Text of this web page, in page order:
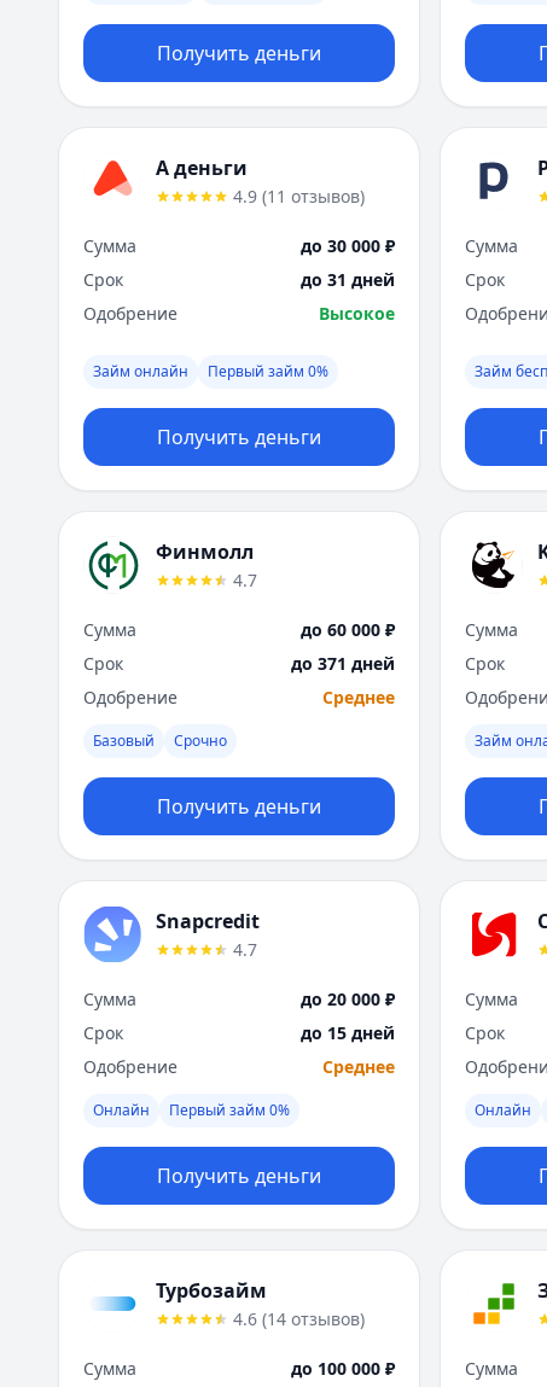
Получить деньги
А деньги
4.9 (11 отзывов)
Сумма
до 30 000 ₽
Срок
до 31 дней
Одобрение
Высокое
Займ онлайн Первый займ 0%
Получить деньги
Сумма
Срок
Займ
Финмолл
4.7
Сумма
до 60 000 ₽
Срок
до 371 дней
Одобрение
Среднее
Базовый Срочно
Получить деньги
Сумма
Срок
Займ
Snapcredit
4.7
Сумма
до 20 000 ₽
Срок
до 15 дней
Одобрение
Среднее
Онлайн Первый займ 0%
Получить деньги
Сумма
Срок
Онлайн
Турбозайм
4.6 (14 отзывов)
Сумма до 100 000 ₽ Сумма